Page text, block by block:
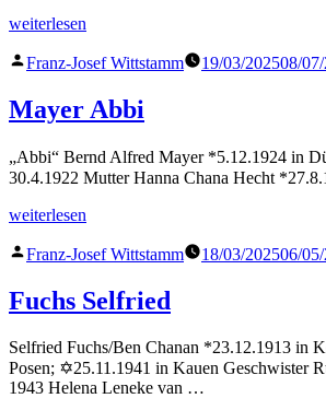
„Lunsky
weiterlesen
Veröffentlicht
Franz-Josef Wittstamm 19/03/202508/
Mayer Abbi
„Abbi“ Bernd Alfred Mayer *5.12.1924 in
30.4.1922 Mutter Hanna Chana Hecht
„Mayer
weiterlesen
Veröffentlicht
Franz-Josef Wittstamm 18/03/202506/
Fuchs Selfried
Selfried Fuchs/Ben Chanan *23.12.1913 in
Posen; ✡25.11.1941 in Kauen Geschwister
1943 Helena Leneke van …